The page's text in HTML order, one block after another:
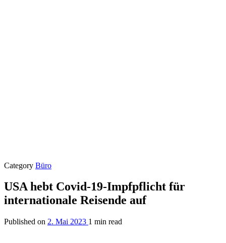
Category Büro
USA hebt Covid-19-Impfpflicht für
internationale Reisende auf
Published on 2. Mai 2023 1 min read